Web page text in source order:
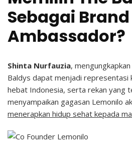
Sebagai Brand
Ambassador?
Shinta Nurfauzia,
Baldys dapat menjadi representasi
hebat Indonesia, serta rekan yang
menyampaikan gagasan Lemonilo
menerapkan hidup sehat kepada